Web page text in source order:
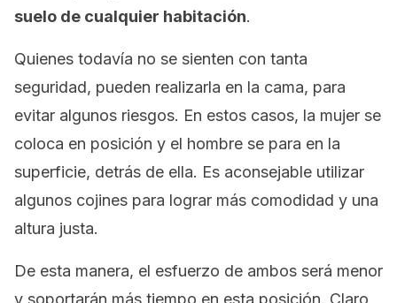
suelo de cualquier habitación.
Quienes todavía no se sienten con tanta
seguridad, pueden realizarla en la cama, para
evitar algunos riesgos. En estos casos, la mujer se
coloca en posición y el hombre se para en la
superficie, detrás de ella. Es aconsejable utilizar
algunos cojines para lograr más comodidad y una
altura justa.
De esta manera, el esfuerzo de ambos será menor
y soportarán más tiempo en esta posición. Claro